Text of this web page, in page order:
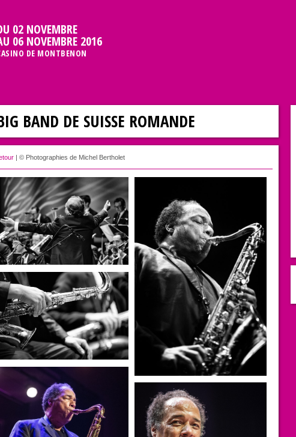
02 NOVEMBRE
06 NOVEMBRE 2016
DE MONTBENON
BAND DE SUISSE ROMANDE
| © Photographies de Michel Bertholet